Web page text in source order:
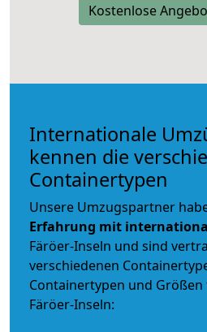
Kostenlose
Internationale
kennen die
Containertypen
Unsere Umzugspartner
Erfahrung mit
Färöer-Inseln und sind
verschiedenen
Containertypen und
Färöer-Inseln: